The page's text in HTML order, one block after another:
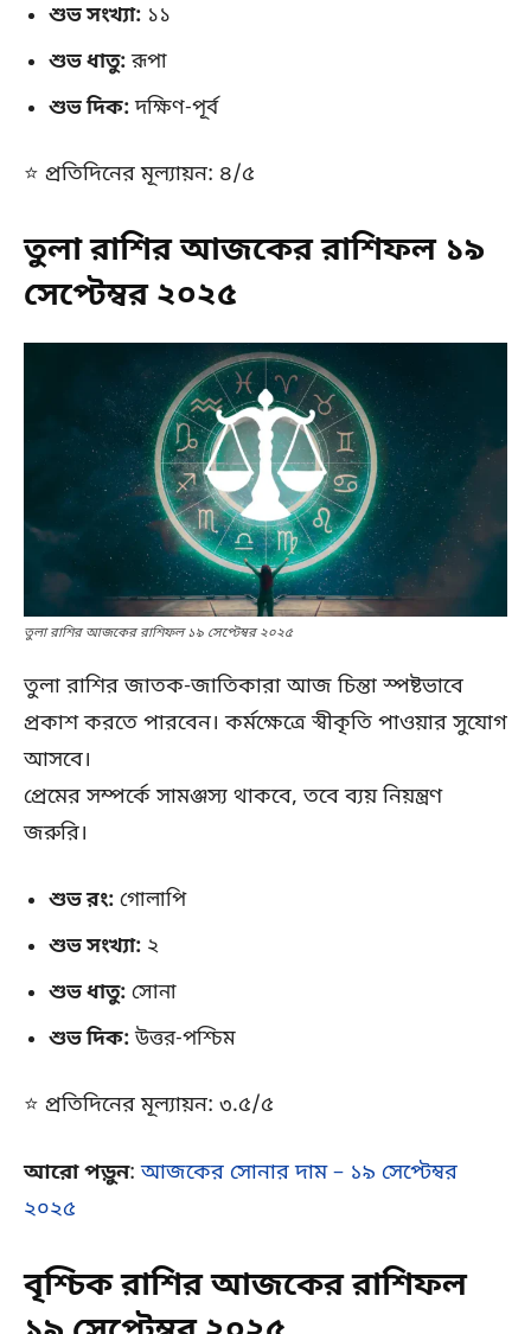
শুভ সংখ্যা: ১১
শুভ ধাতু:রূপা
শুভ দিক:দক্ষিণ-পূর্ব
⭐ প্রতিদিনের মূল্যায়ন: ৪/৫
তুলা রাশির আজকের রাশিফল ১৯
সেপ্টেম্বর ২০২৫
তুলা রাশির আজকের রাশিফল ১৯ সেপ্টেম্বর ২০২৫
তুলা রাশির জাতক-জাতিকারা আজ চিন্তা স্পষ্টভাবে
প্রকাশ করতে পারবেন। কর্মক্ষেত্রে স্বীকৃতি পাওয়ার সুযোগ
আসবে।
প্রেমের সম্পর্কে সামঞ্জস্য থাকবে, তবে ব্যয় নিয়ন্ত্রণ
জরুরি।
শুভ রং: গোলাপি
শুভ সংখ্যা: ২
শুভ ধাতু: সোনা
শুভ দিক:উত্তর-পশ্চিম
⭐ প্রতিদিনের মূল্যায়ন: ৩.৫/৫
আরো পড়ুন:আজকের সোনার দাম – ১৯ সেপ্টেম্বর
২০২৫
বৃশ্চিক রাশির আজকের রাশিফল